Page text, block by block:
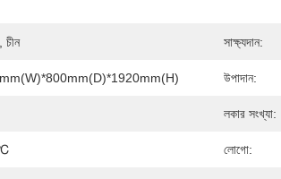
চীন সাক্ষ্যদান:
উপাদান:
লকার সংখ্যা:
লোগো: